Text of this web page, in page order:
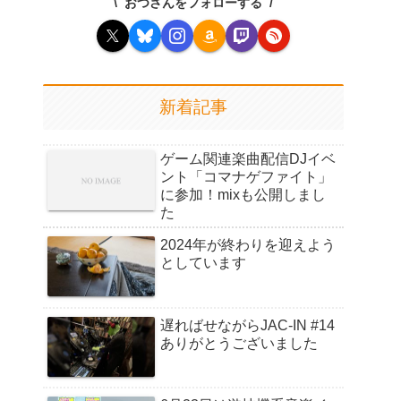
新着記事
ゲーム関連楽曲配信DJイベ
ント「コマナゲファイト」
に参加！mixも公開しまし
た
2024年が終わりを迎えよう
としています
遅ればせながらJAC-IN #14
ありがとうございました